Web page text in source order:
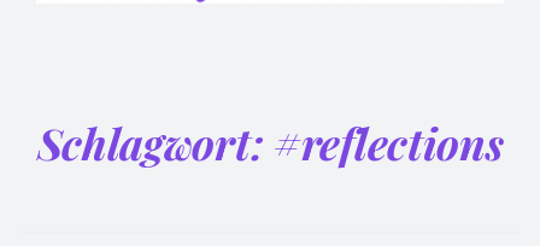
Schlagwort: #reflections